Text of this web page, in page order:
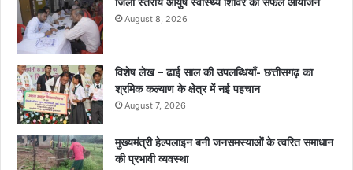
August 8, 2026
विशेष लेख – ढाई साल की उपलब्धियाँ- छत्तीसगढ़ का
श्रमिक कल्याण के क्षेत्र में नई पहचान
August 7, 2026
मुख्यमंत्री हेल्पलाइन बनी जनसमस्याओं के त्वरित समाधान
की प्रभावी व्यवस्था